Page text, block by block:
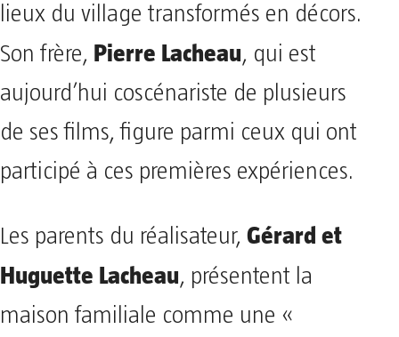
lieux du village transformés en décors.
Son frère, Pierre Lacheau, qui est
aujourd’hui coscénariste de plusieurs
de ses films, figure parmi ceux qui ont
participé à ces premières expériences.
Les parents du réalisateur, Gérard et
Huguette Lacheau, présentent la
maison familiale comme une «